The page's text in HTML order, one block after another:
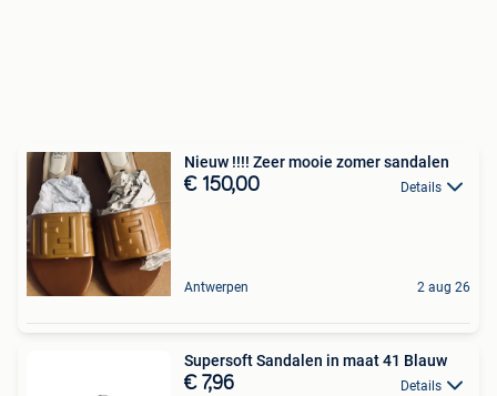
Nieuw !!!! Zeer mooie zomer sandalen
€ 150,00 Details
Antwerpen 2 aug 26
Supersoft Sandalen in maat 41 Blauw
€ 7,96 Details